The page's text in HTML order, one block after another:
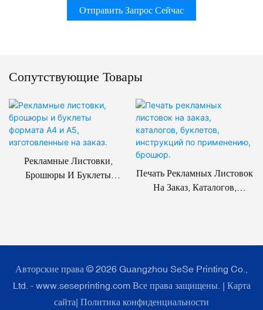
Отправить Запрос Сейчас
Сопутствующие Товары
Рекламные Листовки,
Брошюры И Буклеты
Печать Рекламных Листовок
На Заказ, Каталогов,
Авторские права © 2026 Guangzhou SeSe Printing Co.,
Ltd. - www.seseprinting.com Все права защищены. | Карта
сайта| Политика конфиденциальности